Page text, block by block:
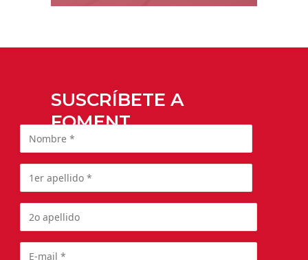
SUSCRÍBETE A
FOMENT